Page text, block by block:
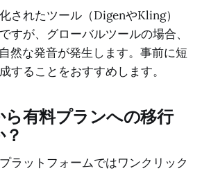
されたツール（DigenやKling）
すが、グローバルツールの場合、
然な発音が発生します。事前に短
することをおすすめします。
有料プランへの移行
ラットフォームではワンクリック